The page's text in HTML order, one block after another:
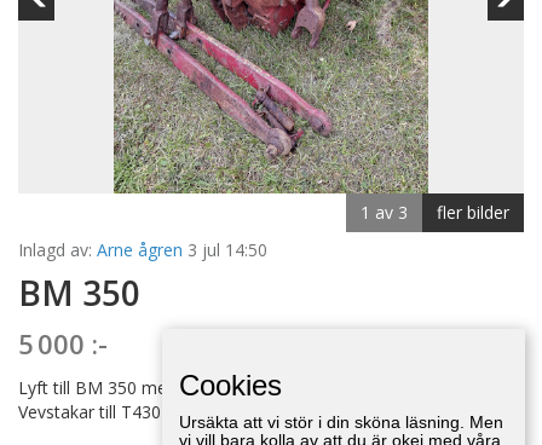
fler bilder
1 av 3
Inlagd av: Arne ågren 3 jul 14:50
BM 350
5 000 :-
Lyft till BM 350 med dradstänger. Styrsnäcka till samma.
Vevstakar till T430 BM.
Cookies
Ursäkta att vi stör i din sköna läsning. Men
vi vill bara kolla av att du är okej med våra